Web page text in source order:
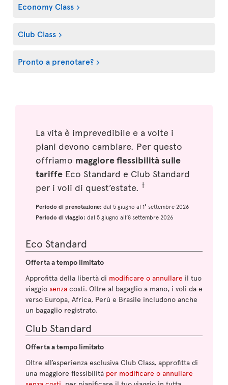
Economy Class
Club Class
Pronto a prenotare?
La vita è imprevedibile e a volte i
piani devono cambiare. Per questo
offriamo maggiore flessibilità sulle
tariffe Eco Standard e Club Standard
per i voli di quest’estate. †
Periodo di prenotazione: dal 5 giugno al 1° settembre 2026
Periodo di viaggio: dal 5 giugno all’8 settembre 2026
Eco Standard
Offerta a tempo limitato
Approfitta della libertà di modificare o annullare il tuo
viaggio senza costi. Oltre al bagaglio a mano, i voli da e
verso Europa, Africa, Perù e Brasile includono anche
un bagaglio registrato.
Club Standard
Offerta a tempo limitato
Oltre all’esperienza esclusiva Club Class, approfitta di
una maggiore flessibilità per modificare o annullare